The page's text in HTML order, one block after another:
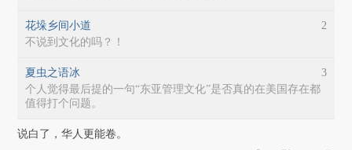
花垛乡间小道
不说到文化的吗？！
2
夏虫之语冰
个人觉得最后提的一句“东亚管理文化”是否真的在美国存在都
值得打个问题。
3
说白了，华人更能卷。